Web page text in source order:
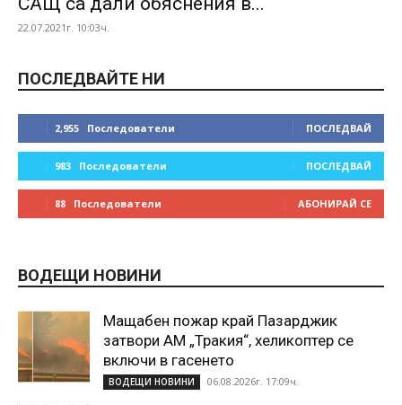
22.07.2021г. 10:03ч.
ПОСЛЕДВАЙТЕ НИ
2,955 Последователи ПОСЛЕДВАЙ
983 Последователи ПОСЛЕДВАЙ
88 Последователи АБОНИРАЙ СЕ
ВОДЕЩИ НОВИНИ
Мащабен пожар край Пазарджик
затвори АМ „Тракия“, хеликоптер се
включи в гасенето
ВОДЕЩИ НОВИНИ 06.08.2026г. 17:09ч.